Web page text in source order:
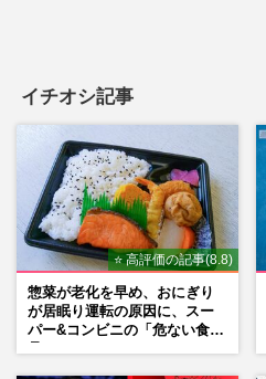
イチオシ記事
⭐ 高評価の記事(8.8)
惣菜が老化を早め、おにぎり
が居眠り運転の原因に、スー
パー&コンビニの「危ない食